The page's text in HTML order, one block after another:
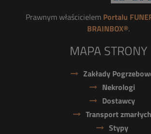
Prawnym właścicielem Portalu
BRAINBOX®.
MAPA STRONY
Zakłady
Nekrologi
Dostawcy
Transport zmarłych
Stypy